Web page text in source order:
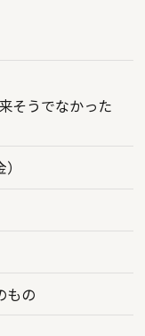
そうでなかった
もの